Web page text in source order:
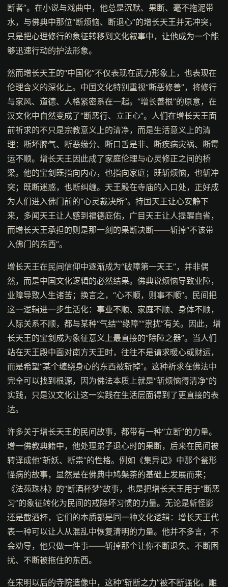
断者”。在小说与戏曲中，他总是沉默、果断、毫不拖泥带
水，与佛典中那位“断烦恼、断退心”的增长天王并无冲突，
只是把心理修行的象征转移到文化叙事中，让他成为一个能
够迅速行动的护法形象。
然而增长天王的“中国化”不仅表现在武力形象上，也表现在
伦理含义的深化上。中国文化特别重视“断恶修善”，将修行
与家风、道德、人格紧密系在一起。“增长善根”的原意，在
汉文化中自然变成了“断恶行、立正心”。人们在增长天王面
前祈求的不只是宗教意义上的清净，而是生活意义上的清
理：断坏脾气、断恶缘分、断口舌是非、断疾病灾祸、断霉
运不顺。增长天王因此成了家庭伦理与心灵修正之间的桥
梁。他的宝剑既指向内心，也指向家庭；既斩烦恼，也斩冲
突；既断迷惑，也断纠缠。天王殿在寺庙的入口处，正好成
为人们进入佛门前的“心灵裁决所”。持国天王让心安静下
来，多闻天王让人感到福德庇佑，广目天王让人提醒自省，
而增长天王承担的则是那一刻的果断决断——斩掉“不该带
入佛门的东西”。
增长天王在民间信仰中逐渐成为“破障第一天王”，并非偶
然，而是中国文化逻辑的必然结果。佛典说烦恼导致业障，
业障导致人生诸苦；换言之，“心不顺，则事不顺”。民间把
这一逻辑进一步生活化：事业不顺、家庭不顺、身体不顺，
人际关系不顺，都与某种“气结”“缘障”“祟扰”有关。因此，增
长天王的宝剑成为象征意义上最直接的“除障之器”。当人们
站在天王殿中面对南方天王时，往往不是请求暖心或财运，
而是希望“某个缠绕身心的东西被斩掉”。这种祈求在佛法中
完全可以找到根源，因为佛法本质上就是“斩烦恼得清净”的
实践，只是汉文化让这一实践在生活层面得到了更直接的表
达。
许多关于增长天王的民间故事，都带有一种“立断”的力量。
增一佛教典籍中，他处理弟子退心时的果断，后来在民间被
转译成他“斩妖、断祟”的性格。例如《集异记》中那个瓮形
怪病的故事，显然是在佛典中鸠槃荼的基础上发展而来；
《法苑珠林》的“断酒杯梦”故事，也是把增长天王用于“断恶
习”的象征转化为民间的戒除坏习惯的力量。无论是斩怪影
还是截酒杯，它们的本质都是同一种文化逻辑：增长天王代
表一种可以让人从混乱中恢复清明的力量。他并不多言，不
会劝导，他只做一件事——斩掉那个让你不断退失、不断困
扰、不断被拖住的东西。
在宋明以后的寺院造像中，这种“斩断之力”被不断强化。雕